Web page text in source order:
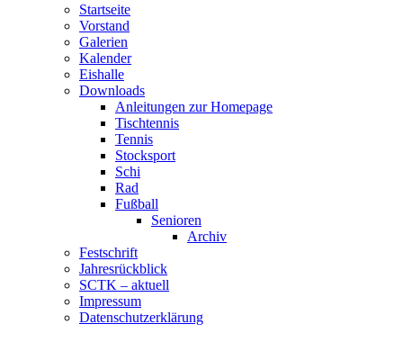
Startseite
Vorstand
Galerien
Kalender
Eishalle
Downloads
Anleitungen zur Homepage
Tischtennis
Tennis
Stocksport
Schi
Rad
Fußball
Senioren
Archiv
Festschrift
Jahresrückblick
SCTK – aktuell
Impressum
Datenschutzerklärung